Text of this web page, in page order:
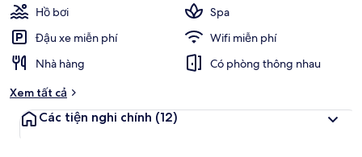
Hồ bơi
Spa
Đậu xe miễn phí
Wifi miễn phí
Nhà hàng
Có phòng thông nhau
Xem tất cả
Các tiện nghi chính (12)